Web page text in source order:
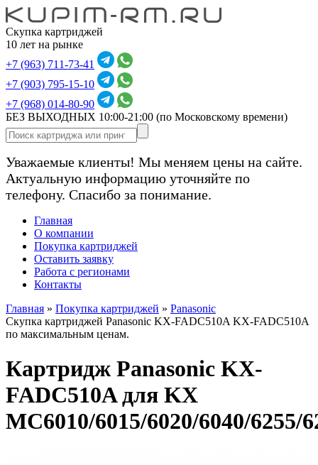
Скупка картриджей
10 лет на рынке
+7 (963) 711-73-41
+7 (903) 795-15-10
+7 (968) 014-80-90
БЕЗ ВЫХОДНЫХ 10:00-21:00 (по Московскому времени)
Уважаемые клиенты! Мы меняем цены на сайте.
Актуальную информацию уточняйте по
телефону. Спасибо за понимание.
Главная
О компании
Покупка картриджей
Оставить заявку
Работа с регионами
Контакты
Главная » Покупка картриджей » Panasonic
Скупка картриджей Panasonic KX-FADC510A KX-FADC510A
по максимальным ценам.
Картридж Panasonic KX-
FADC510A для KX
MC6010/6015/6020/6040/6255/